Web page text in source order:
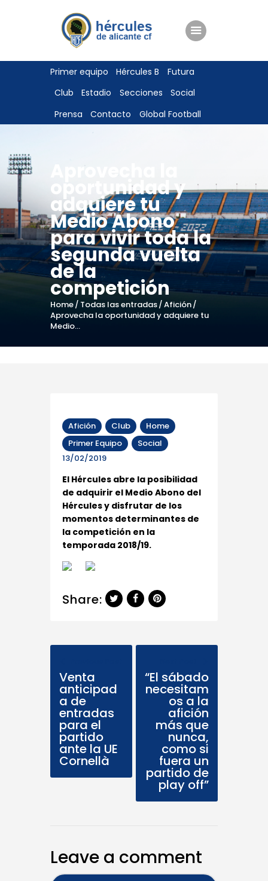
Primer equipo Hércules B
Futura
Club
Estadio Secciones
Social
Prensa
Contacto Global Football
Aprovecha la
oportunidad y
adquiere tu
Medio Abono
para vivir toda la
segunda vuelta
de la
competición
Home Todas las entradas Afición
Aprovecha la oportunidad y adquiere tu
Medio...
ENTRADAS
TIENDA
HÉRCULESCF100
Afición Club
Home
Primer Equipo
Social
13/02/2019
El Hércules abre la posibilidad
de adquirir el Medio Abono del
Hércules y disfrutar de los
momentos determinantes de
la competición en la
temporada 2018/19.
Share:
Venta
anticipad
a de
entradas
para el
partido
ante la UE
Cornellà
“El sábado
necesitam
os a la
afición
más que
nunca,
como si
fuera un
partido de
play off”
Leave a comment